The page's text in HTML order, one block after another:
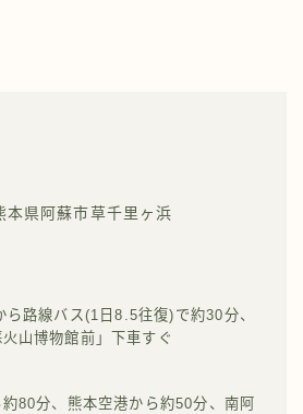
県阿蘇市草千里ヶ浜
ら路線バス(1日8.5往復)で約30分、
火山博物館前」下車すぐ
80分、熊本空港から約50分、南阿